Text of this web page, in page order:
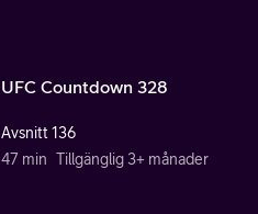
UFC Countdown 328
Avsnitt 136
47 min Tillgänglig 3+ månader